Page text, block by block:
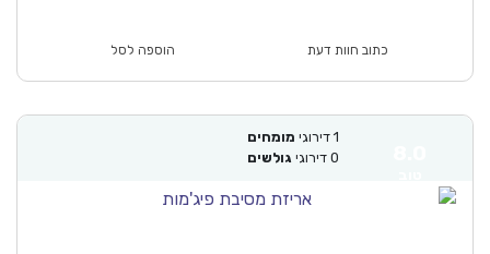
כתוב חוות דעת הוספה לסל
דירוגימומחים
דירוגיגולשים